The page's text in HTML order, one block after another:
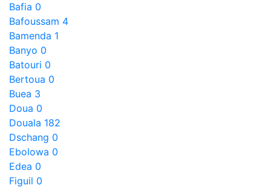
Bafia 0
Bafoussam 4
Bamenda 1
Banyo 0
Batouri 0
Bertoua 0
Buea 3
Doua 0
Douala 182
Dschang 0
Ebolowa 0
Edea 0
Figuil 0